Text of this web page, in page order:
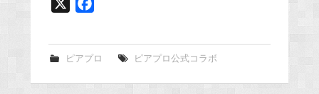
e
ピアプロ ピアプロ公式コラボ